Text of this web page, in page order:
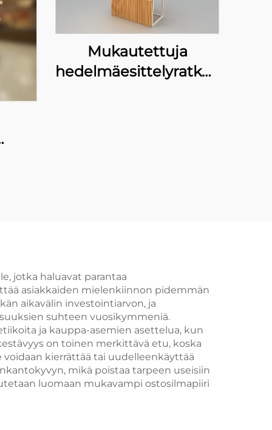
Mukautettuja
hedelmäesittelyratkaisuja
jotka haluavat parantaa
asiakkaiden mielenkiinnon pidemmän
aikavälin investointiarvon, ja
suhteen vuosikymmeniä.
ja kauppa-asemien asettelua, kun
on toinen merkittävä etu, koska
kierrättää tai uudelleenkäyttää
mikä poistaa tarpeen useisiin
luomaan mukavampi ostosilmapiiri